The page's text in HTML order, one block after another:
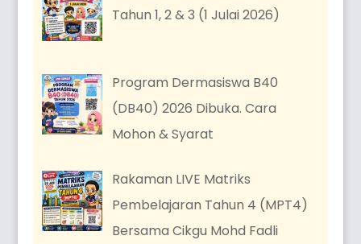
Tahun 1, 2 & 3 (1 Julai 2026)
Program Dermasiswa B40
(DB40) 2026 Dibuka. Cara
Mohon & Syarat
Rakaman LIVE Matriks
Pembelajaran Tahun 4 (MPT4)
Bersama Cikgu Mohd Fadli